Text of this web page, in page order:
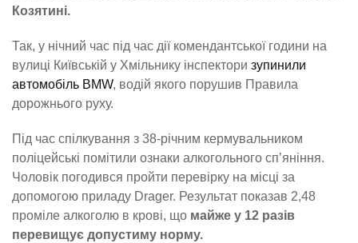
Козятині.
Так, у нічний час під час дії комендантської години на
вулиці Київській у Хмільнику інспектори зупинили
автомобіль BMW, водій якого порушив Правила
дорожнього руху.
Під час спілкування з 38-річним кермувальником
поліцейські помітили ознаки алкогольного сп’яніння.
Чоловік погодився пройти перевірку на місці за
допомогою приладу Drager. Результат показав 2,48
проміле алкоголю в крові, що майже у 12 разів
перевищує допустиму норму.